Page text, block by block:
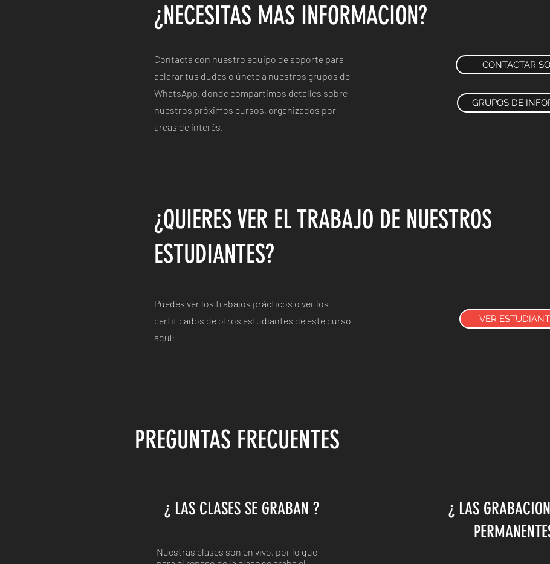
¿NECESITAS MAS INFORMACION?
Contacta con nuestro equipo de soporte para
aclarar tus dudas o únete a nuestros grupos de
WhatsApp, donde compartimos detalles sobre
nuestros próximos cursos, organizados por
áreas de interés.
CONTACTAR
GRUPOS DE
¿QUIERES VER EL TRABAJO DE NUESTROS
ESTUDIANTES?
Puedes ver los trabajos prácticos o ver los
certificados de otros estudiantes de este curso
aquí:
VER
PREGUNTAS FRECUENTES
¿ LAS CLASES SE GRABAN ?
Nuestras clases son en vivo, por lo que
¿ LAS